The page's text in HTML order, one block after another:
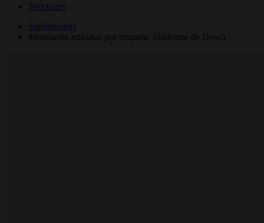
Secciones
Suplementos
Mostrando artículos por etiqueta: Síndrome de Down